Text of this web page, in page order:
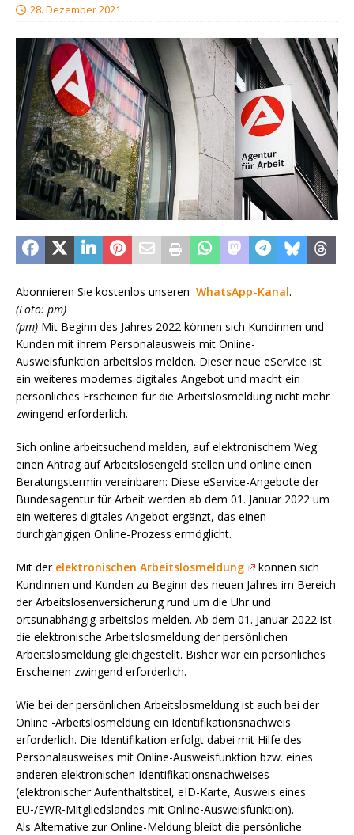
28. Dezember 2021
Abonnieren Sie kostenlos unseren WhatsApp-Kanal.
(Foto: pm)
(pm) Mit Beginn des Jahres 2022 können sich Kundinnen und
Kunden mit ihrem Personalausweis mit Online-
Ausweisfunktion arbeitslos melden. Dieser neue eService ist
ein weiteres modernes digitales Angebot und macht ein
persönliches Erscheinen für die Arbeitslosmeldung nicht mehr
zwingend erforderlich.
Sich online arbeitsuchend melden, auf elektronischem Weg
einen Antrag auf Arbeitslosengeld stellen und online einen
Beratungstermin vereinbaren: Diese eService-Angebote der
Bundesagentur für Arbeit werden ab dem 01. Januar 2022 um
ein weiteres digitales Angebot ergänzt, das einen
durchgängigen Online-Prozess ermöglicht.
Mit der elektronischen Arbeitslosmeldung
können sich
Kundinnen und Kunden zu Beginn des neuen Jahres im Bereich
der Arbeitslosenversicherung rund um die Uhr und
ortsunabhängig arbeitslos melden. Ab dem 01. Januar 2022 ist
die elektronische Arbeitslosmeldung der persönlichen
Arbeitslosmeldung gleichgestellt. Bisher war ein persönliches
Erscheinen zwingend erforderlich.
Wie bei der persönlichen Arbeitslosmeldung ist auch bei der
Online -Arbeitslosmeldung ein Identifikationsnachweis
erforderlich. Die Identifikation erfolgt dabei mit Hilfe des
Personalausweises mit Online-Ausweisfunktion bzw. eines
anderen elektronischen Identifikationsnachweises
(elektronischer Aufenthaltstitel, eID-Karte, Ausweis eines
EU-/EWR-Mitgliedslandes mit Online-Ausweisfunktion).
Als Alternative zur Online-Meldung bleibt die persönliche